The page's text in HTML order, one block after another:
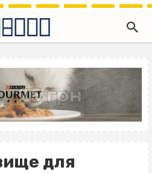
для